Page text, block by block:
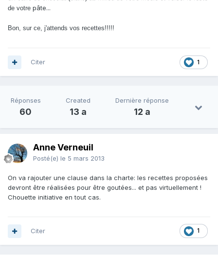
de votre pâte...
Bon, sur ce, j'attends vos recettes!!!!!
1
Citer
Réponses
60
Created
13 a
Dernière réponse
12 a
Anne Verneuil
Posté(e) le 5 mars 2013
On va rajouter une clause dans la charte: les recettes proposées
devront être réalisées pour être goutées... et pas virtuellement !
Chouette initiative en tout cas.
1
Citer